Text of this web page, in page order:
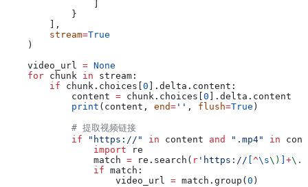
            }
        ],
        stream
=True
    )
    video_url
= None
    for
chunk in stream:
        if
chunk.choices[ 0 ].delta.content:
            content
= chunk.choices[ 0 ].delta.content
            print
(content, end= '' , flush=True )
            # 提取视频链接
            if
"https://" in content and ".mp4" in
                import
re
                match
= re.search( r 'https:// ^\s\) +\.
                if
match:
                    video_url
= match.group( 0 )